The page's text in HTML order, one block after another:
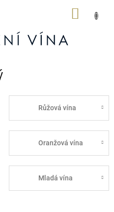
Růžová vína
Oranžová vína
Mladá vína